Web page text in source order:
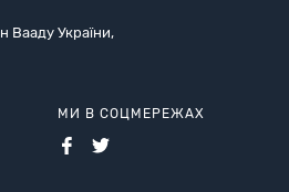
Вааду України,
МИ В СОЦМЕРЕЖАХ